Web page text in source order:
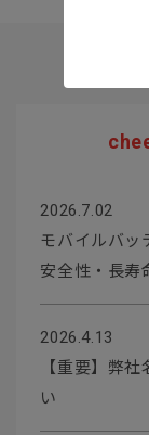
2026.7.02
モバイルバッ
安全性・長寿
2026.4.13
【重要】弊
い